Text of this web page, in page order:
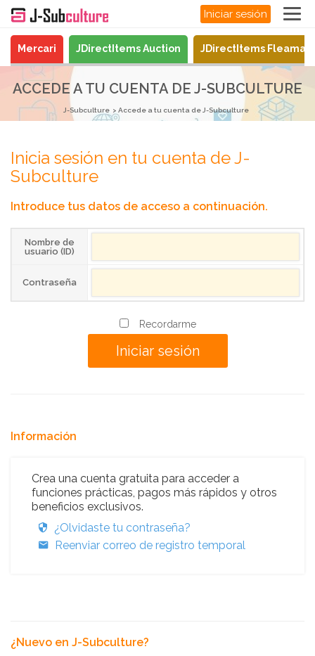
Iniciar sesión
Mercari JDirectItems Auction JDirectItems
ACCEDE A TU CUENTA DE J-SUBCULTURE
J-Subculture Accede a tu cuenta de J-Subculture
Inicia sesión en tu cuenta de J-
Subculture
Introduce tus datos de acceso a continuación.
Nombre de
usuario (ID)
Contraseña
Recordarme
Información
Crea una cuenta gratuita para acceder a
funciones prácticas, pagos más rápidos y otros
beneficios exclusivos.
¿Olvidaste tu contraseña?
Reenviar correo de registro temporal
¿Nuevo en J-Subculture?